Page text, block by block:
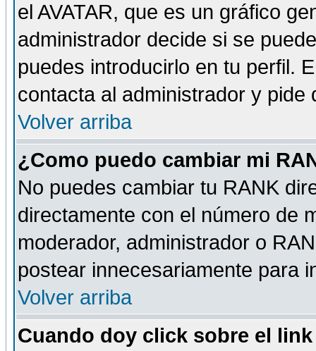
el AVATAR, que es un gráfico
administrador decide si se
puedes introducirlo en tu perfil.
contacta al administrador y
Volver arriba
¿Como puedo cambiar mi
No puedes cambiar tu RANK
directamente con el número de
moderador, administrador o
postear innecesariamente para
Volver arriba
Cuando doy click sobre el